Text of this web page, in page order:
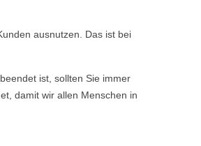
ausnutzen. Das ist bei
ist, sollten Sie immer
damit wir allen Menschen in